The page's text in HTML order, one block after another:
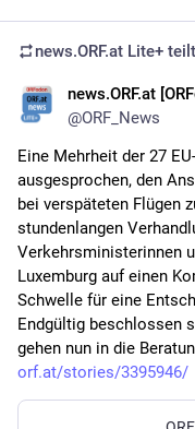
news.ORF.at Lite+
news.ORF.at
@ORF_News
Eine Mehrheit der 27
ausgesprochen, den
bei verspäteten Flügen
stundenlangen
Verkehrsministerinnen
Luxemburg auf einen
Schwelle für eine
Endgültig beschlossen
gehen nun in die
orf.at/stories/3395946/